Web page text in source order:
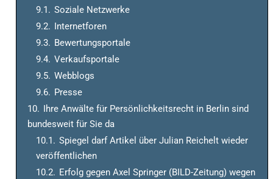
9.1. Soziale Netzwerke
9.2.
Internetforen
9.3. Bewertungsportale
9.4. Verkaufsportale
9.5. Webblogs
9.6. Presse
10.
Ihre Anwälte für Persönlichkeitsrecht in Berlin sind
bundesweit für Sie da
10.1. Spiegel darf Artikel über Julian Reichelt wieder
veröffentlichen
10.2. Erfolg gegen Axel Springer (BILD-Zeitung) wegen